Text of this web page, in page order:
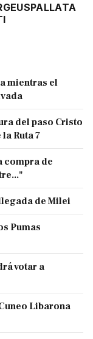
USPALLATA
mientras el
del paso Cristo
Ruta 7
compra de
de Milei
Pumas
votar a
Libarona